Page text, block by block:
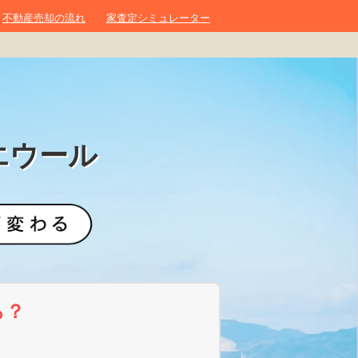
不動産売却の流れ 家査定シミュレーター
ウール